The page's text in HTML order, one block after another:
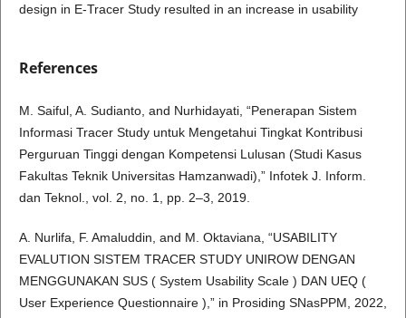
design in E-Tracer Study resulted in an increase in usability
References
M. Saiful, A. Sudianto, and Nurhidayati, “Penerapan Sistem
Informasi Tracer Study untuk Mengetahui Tingkat Kontribusi
Perguruan Tinggi dengan Kompetensi Lulusan (Studi Kasus
Fakultas Teknik Universitas Hamzanwadi),” Infotek J. Inform.
dan Teknol., vol. 2, no. 1, pp. 2–3, 2019.
A. Nurlifa, F. Amaluddin, and M. Oktaviana, “USABILITY
EVALUTION SISTEM TRACER STUDY UNIROW DENGAN
MENGGUNAKAN SUS ( System Usability Scale ) DAN UEQ (
User Experience Questionnaire ),” in Prosiding SNasPPM, 2022,